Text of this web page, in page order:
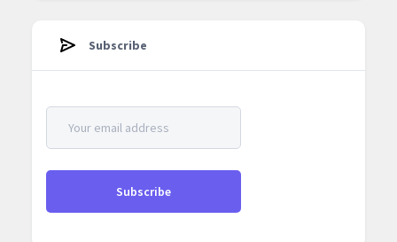
Subscribe